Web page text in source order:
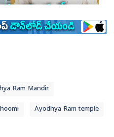
Ram Mandir
Ayodhya Ram temple